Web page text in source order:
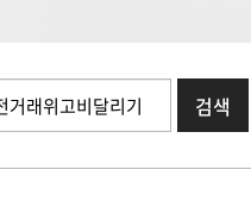
검색